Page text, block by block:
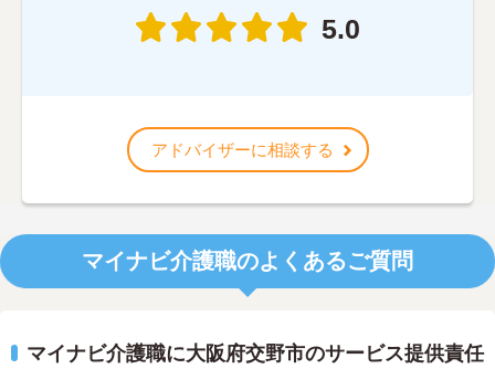
5.0
アドバイザーに相談する
マイナビ介護職のよくあるご質問
マイナビ介護職に大阪府交野市のサービス提供責任